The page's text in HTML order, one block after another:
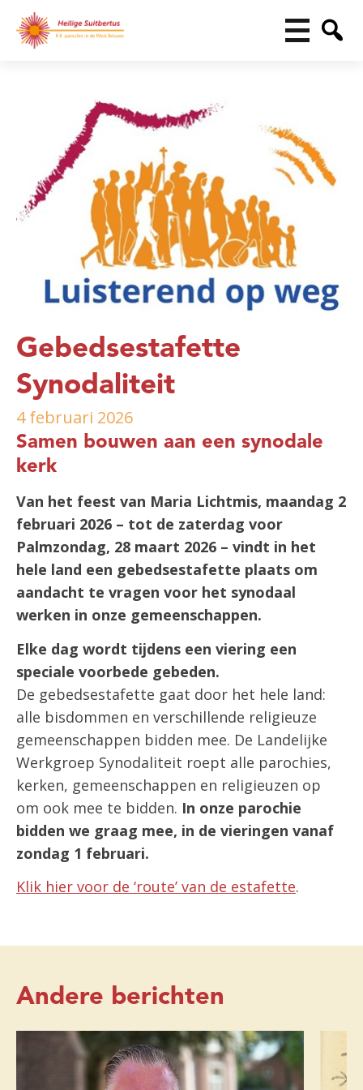
Gebedsestafette
Synodaliteit
4 februari 2026
Samen bouwen aan een synodale
kerk
Van het feest van Maria Lichtmis, maandag 2
februari 2026 – tot de zaterdag voor
Palmzondag, 28 maart 2026 – vindt in het
hele land een gebedsestafette plaats om
aandacht te vragen voor het synodaal
werken in onze gemeenschappen.
Elke dag wordt tijdens een viering een
speciale voorbede gebeden.
De gebedsestafette gaat door het hele land:
alle bisdommen en verschillende religieuze
gemeenschappen bidden mee. De Landelijke
Werkgroep Synodaliteit roept alle parochies,
kerken, gemeenschappen en religieuzen op
om ook mee te bidden. In onze parochie
bidden we graag mee, in de vieringen vanaf
zondag 1 februari.
Klik hier voor de ‘route’ van de estafette.
Andere berichten